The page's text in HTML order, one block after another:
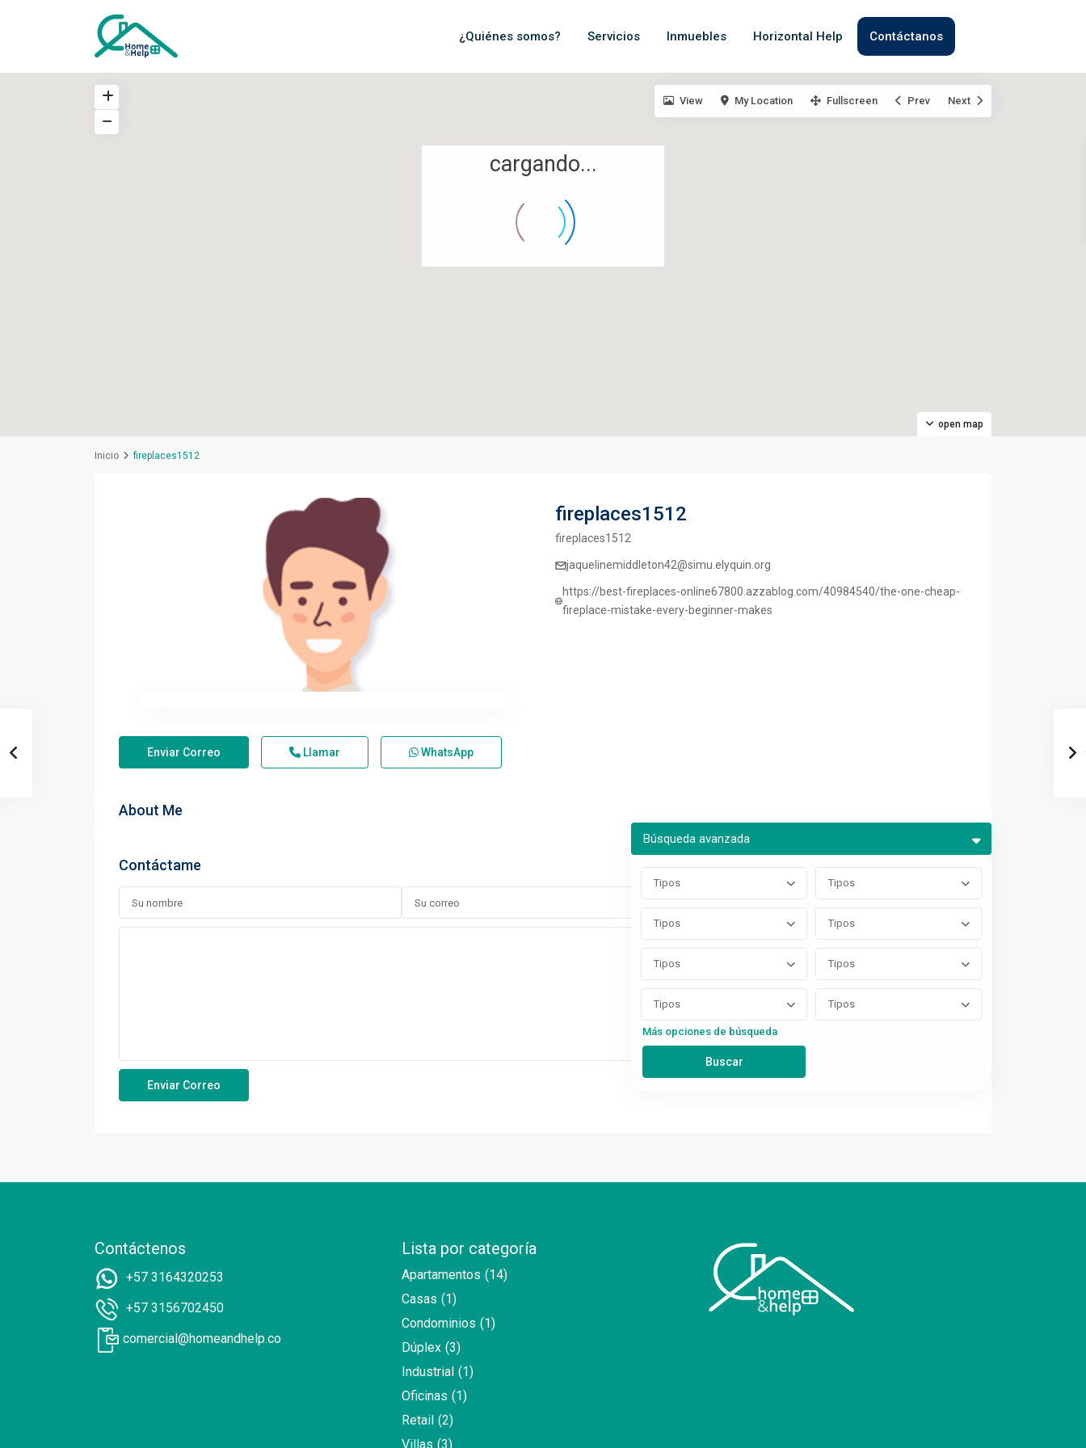
¿Quiénes somos? Servicios Inmuebles Horizontal Help Contáctanos
cargando...
open map
View My Location Fullscreen Prev Next
Búsqueda avanzada
Tipos Tipos
Tipos Tipos
Tipos Tipos
Tipos Tipos
Más opciones de búsqueda
Inicio fireplaces1512
fireplaces1512
fireplaces1512
jaquelinemiddleton42@simu.elyquin.org
https://best-fireplaces-online67800.azzablog.com/40984540/the-one-cheap-
fireplace-mistake-every-beginner-makes
Enviar Correo Llamar WhatsApp
About Me
Contáctame
Contáctenos
+57 3164320253
+57 3156702450
comercial@homeandhelp.co
Lista por categoría
Apartamentos (14)
Casas (1)
Condominios (1)
Dúplex (3)
Industrial (1)
Oficinas (1)
Retail (2)
Villas (3)